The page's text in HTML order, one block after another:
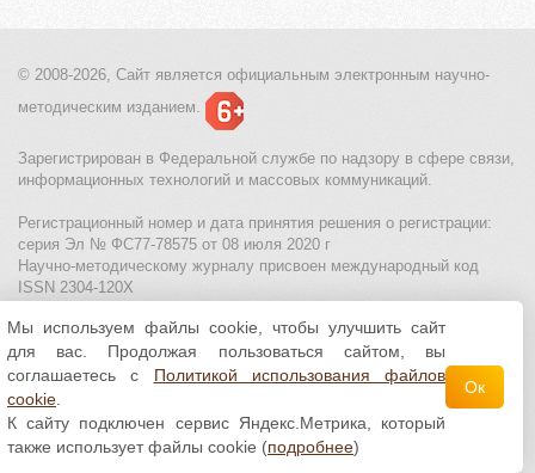
© 2008-2026, Сайт является официальным электронным научно-
методическим изданием.
Зарегистрирован в Федеральной службе по надзору в сфере связи,
информационных технологий и массовых коммуникаций.
Регистрационный номер и дата принятия решения о регистрации:
серия Эл № ФС77-78575 от 08 июля 2020 г
Научно-методическому журналу присвоен международный код
ISSN 2304-120X
МЦИТО|Школьные олимпиады и онлайн конкурсы для детей
Политика использования файлов cookie| Политика обработки и
защиты персональных данных
Все материалы доступны полицензии Creative
Commons С указанием авторства 4.0 Всемирная
Мы используем файлы cookie, чтобы улучшить сайт
для вас. Продолжая пользоваться сайтом, вы
соглашаетесь с Политикой использования файлов
cookie
К сайту подключен сервис Яндекс.Метрика, который
также использует файлы cookie (подробнее)
Ок